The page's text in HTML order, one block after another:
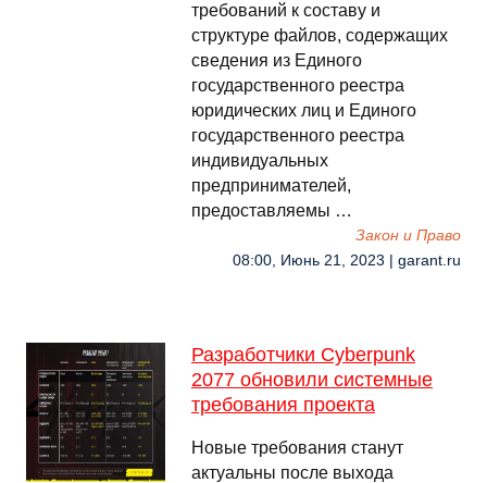
требований к составу и
структуре файлов, содержащих
сведения из Единого
государственного реестра
юридических лиц и Единого
государственного реестра
индивидуальных
предпринимателей,
предоставляемы …
Закон и Право
08:00, Июнь 21, 2023 | garant.ru
Разработчики Cyberpunk
2077 обновили системные
требования проекта
Новые требования станут
актуальны после выхода